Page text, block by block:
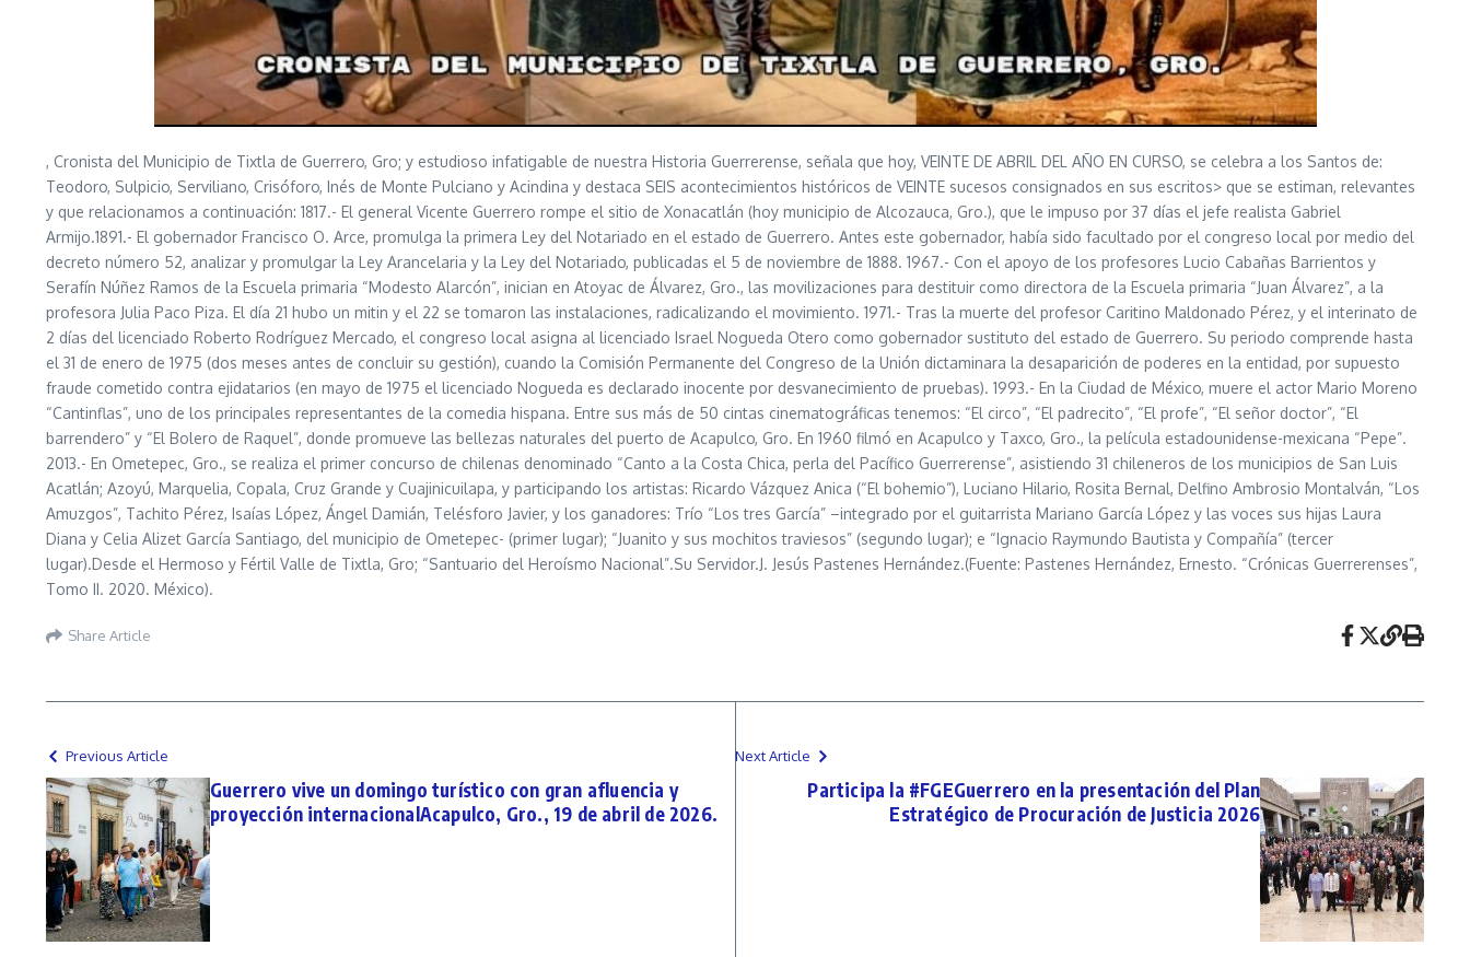
, Cronista del Municipio de Tixtla de Guerrero, Gro; y estudioso infatigable de nuestra Historia Guerrerense, señala que hoy, VEINTE DE ABRIL DEL AÑO EN CURSO, se celebra a los Santos de:
Teodoro, Sulpicio, Serviliano, Crisóforo, Inés de Monte Pulciano y Acindina y destaca SEIS acontecimientos históricos de VEINTE sucesos consignados en sus escritos> que se estiman, relevantes
y que relacionamos a continuación: 1817.- El general Vicente Guerrero rompe el sitio de Xonacatlán (hoy municipio de Alcozauca, Gro.), que le impuso por 37 días el jefe realista Gabriel
Armijo.1891.- El gobernador Francisco O. Arce, promulga la primera Ley del Notariado en el estado de Guerrero. Antes este gobernador, había sido facultado por el congreso local por medio del
decreto número 52, analizar y promulgar la Ley Arancelaria y la Ley del Notariado, publicadas el 5 de noviembre de 1888. 1967.- Con el apoyo de los profesores Lucio Cabañas Barrientos y
Serafín Núñez Ramos de la Escuela primaria “Modesto Alarcón”, inician en Atoyac de Álvarez, Gro., las movilizaciones para destituir como directora de la Escuela primaria “Juan Álvarez”, a la
profesora Julia Paco Piza. El día 21 hubo un mitin y el 22 se tomaron las instalaciones, radicalizando el movimiento. 1971.- Tras la muerte del profesor Caritino Maldonado Pérez, y el interinato de
2 días del licenciado Roberto Rodríguez Mercado, el congreso local asigna al licenciado Israel Nogueda Otero como gobernador sustituto del estado de Guerrero. Su periodo comprende hasta
el 31 de enero de 1975 (dos meses antes de concluir su gestión), cuando la Comisión Permanente del Congreso de la Unión dictaminara la desaparición de poderes en la entidad, por supuesto
fraude cometido contra ejidatarios (en mayo de 1975 el licenciado Nogueda es declarado inocente por desvanecimiento de pruebas). 1993.- En la Ciudad de México, muere el actor Mario Moreno
“Cantinflas”, uno de los principales representantes de la comedia hispana. Entre sus más de 50 cintas cinematográficas tenemos: “El circo”, “El padrecito”, “El profe”, “El señor doctor”, “El
barrendero” y “El Bolero de Raquel”, donde promueve las bellezas naturales del puerto de Acapulco, Gro. En 1960 filmó en Acapulco y Taxco, Gro., la película estadounidense-mexicana “Pepe”.
2013.- En Ometepec, Gro., se realiza el primer concurso de chilenas denominado “Canto a la Costa Chica, perla del Pacífico Guerrerense”, asistiendo 31 chileneros de los municipios de San Luis
Acatlán; Azoyú, Marquelia, Copala, Cruz Grande y Cuajinicuilapa, y participando los artistas: Ricardo Vázquez Anica (“El bohemio”), Luciano Hilario, Rosita Bernal, Delfino Ambrosio Montalván, “Los
Amuzgos”, Tachito Pérez, Isaías López, Ángel Damián, Telésforo Javier, y los ganadores: Trío “Los tres García” –integrado por el guitarrista Mariano García López y las voces sus hijas Laura
Diana y Celia Alizet García Santiago, del municipio de Ometepec- (primer lugar); “Juanito y sus mochitos traviesos” (segundo lugar); e “Ignacio Raymundo Bautista y Compañía” (tercer
lugar).Desde el Hermoso y Fértil Valle de Tixtla, Gro; “Santuario del Heroísmo Nacional”.Su Servidor.J. Jesús Pastenes Hernández.(Fuente: Pastenes Hernández, Ernesto. “Crónicas Guerrerenses”,
Tomo II. 2020. México).
Share Article
Previous Article
Guerrero vive un domingo turístico con gran afluencia y
proyección internacionalAcapulco, Gro., 19 de abril de 2026.
Next Article
Participa la #FGEGuerrero en la presentación del Plan
Estratégico de Procuración de Justicia 2026